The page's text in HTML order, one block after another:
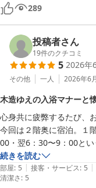
289
投稿者さん
19件のクチコミ
5 2026年
その他 一人 2026年6
木造ゆえの入浴マナーと
心身共に疲弊するたび、
今回は２階奥に宿泊。１
00・翌6：30〜9：00と
や４時に入浴されている
ボイラーの音がうるさい
シャワーを使わなければ
続きを読む
部屋: 5 | 接客・サービス: 5 |
清潔さ: 5